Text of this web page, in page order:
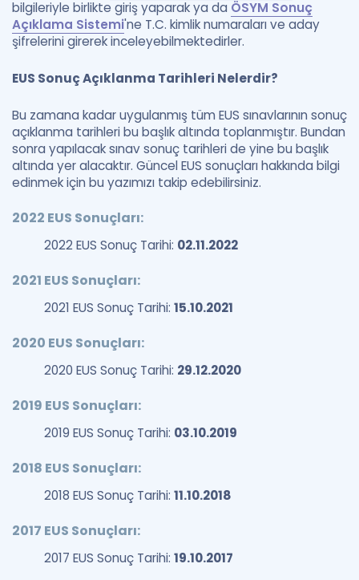
bilgileriyle birlikte giriş yaparak ya da ÖSYM Sonuç
Açıklama Sistemi'ne T.C. kimlik numaraları ve aday
şifrelerini girerek inceleyebilmektedirler.
EUS Sonuç Açıklanma Tarihleri Nelerdir?
Bu zamana kadar uygulanmış tüm EUS sınavlarının sonuç
açıklanma tarihleri bu başlık altında toplanmıştır. Bundan
sonra yapılacak sınav sonuç tarihleri de yine bu başlık
altında yer alacaktır. Güncel EUS sonuçları hakkında bilgi
edinmek için bu yazımızı takip edebilirsiniz.
2022 EUS Sonuçları:
2022 EUS Sonuç Tarihi: 02.11.2022
2021 EUS Sonuçları:
2021 EUS Sonuç Tarihi: 15.10.2021
2020 EUS Sonuçları:
2020 EUS Sonuç Tarihi: 29.12.2020
2019 EUS Sonuçları:
2019 EUS Sonuç Tarihi: 03.10.2019
2018 EUS Sonuçları:
2018 EUS Sonuç Tarihi: 11.10.2018
2017 EUS Sonuçları:
2017 EUS Sonuç Tarihi: 19.10.2017